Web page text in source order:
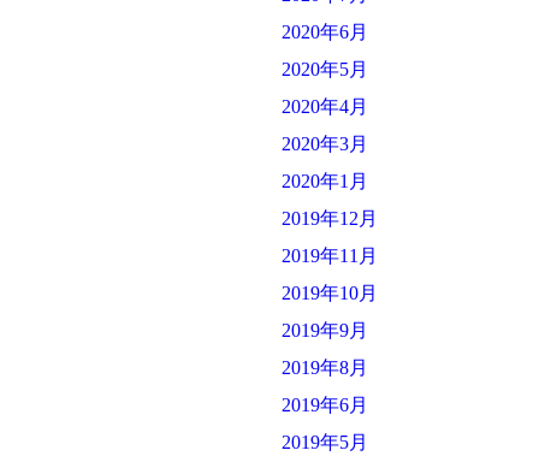
2020年6月
2020年5月
2020年4月
2020年3月
2020年1月
2019年12月
2019年11月
2019年10月
2019年9月
2019年8月
2019年6月
2019年5月